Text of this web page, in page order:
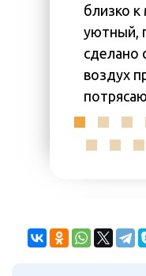
близко
уютный,
сделано
воздух
июне
г.,
чистоту
Леночке.